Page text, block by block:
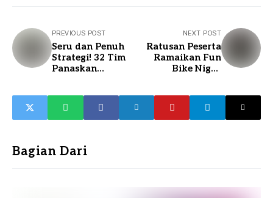
PREVIOUS POST
Seru dan Penuh
Strategi! 32 Tim
Panaskan
Billiard & Cafe
NEXT POST
Ratusan Peserta
Ramaikan Fun
Bike Night
Bagian Dari